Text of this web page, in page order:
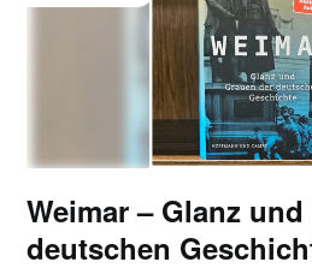
Weimar – Glanz
deutschen